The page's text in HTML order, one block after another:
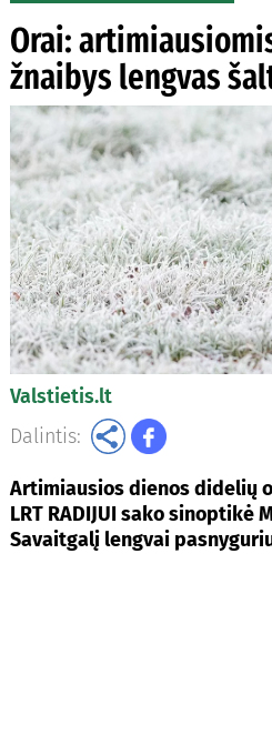
Orai:
žnaibys lengvas
Valstietis.lt
Dalintis:
Artimiausios dienos didelių
LRT RADIJUI sako
Savaitgalį lengvai